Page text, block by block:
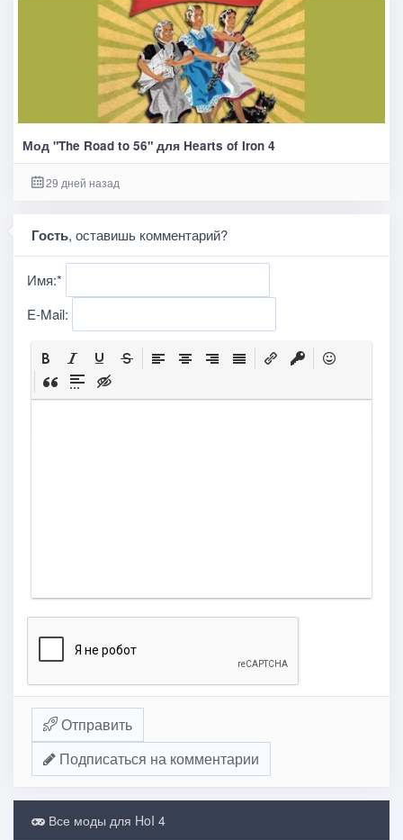
Мод "The Road to 56" для Hearts of Iron 4
29 дней назад
Гость, оставишь комментарий?
Имя:*
E-Mail:
Отправить
Подписаться на комментарии
Все моды для HoI 4